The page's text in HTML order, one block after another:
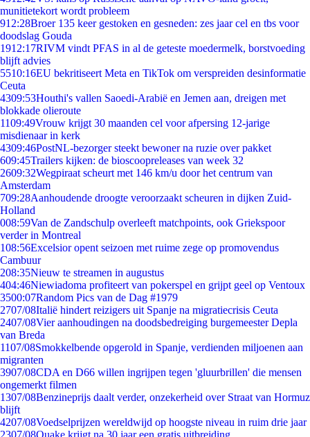
munitietekort wordt probleem
912:28Broer 135 keer gestoken en gesneden: zes jaar cel en tbs voor
doodslag Gouda
1912:17RIVM vindt PFAS in al de geteste moedermelk, borstvoeding
blijft advies
5510:16EU bekritiseert Meta en TikTok om verspreiden desinformatie
Ceuta
4309:53Houthi's vallen Saoedi-Arabië en Jemen aan, dreigen met
blokkade olieroute
1109:49Vrouw krijgt 30 maanden cel voor afpersing 12-jarige
misdienaar in kerk
4309:46PostNL-bezorger steekt bewoner na ruzie over pakket
609:45Trailers kijken: de bioscoopreleases van week 32
2609:32Wegpiraat scheurt met 146 km/u door het centrum van
Amsterdam
709:28Aanhoudende droogte veroorzaakt scheuren in dijken Zuid-
Holland
008:59Van de Zandschulp overleeft matchpoints, ook Griekspoor
verder in Montreal
108:56Excelsior opent seizoen met ruime zege op promovendus
Cambuur
208:35Nieuw te streamen in augustus
404:46Niewiadoma profiteert van pokerspel en grijpt geel op Ventoux
3500:07Random Pics van de Dag #1979
2707/08Italië hindert reizigers uit Spanje na migratiecrisis Ceuta
2407/08Vier aanhoudingen na doodsbedreiging burgemeester Depla
van Breda
1107/08Smokkelbende opgerold in Spanje, verdienden miljoenen aan
migranten
3907/08CDA en D66 willen ingrijpen tegen 'gluurbrillen' die mensen
ongemerkt filmen
1307/08Benzineprijs daalt verder, onzekerheid over Straat van Hormuz
blijft
4207/08Voedselprijzen wereldwijd op hoogste niveau in ruim drie jaar
2307/08Quake krijgt na 30 jaar een gratis uitbreiding